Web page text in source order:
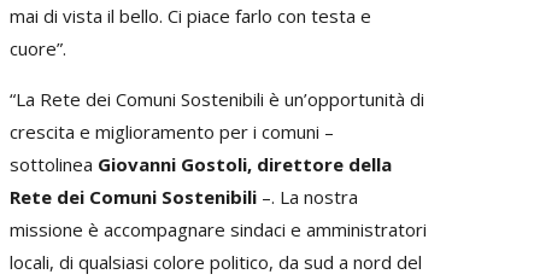
mai di vista il bello. Ci piace farlo con testa e
cuore”.
“La Rete dei Comuni Sostenibili è un’opportunità di
crescita e miglioramento per i comuni –
sottolinea Giovanni Gostoli, direttore della
Rete dei Comuni Sostenibili –. La nostra
missione è accompagnare sindaci e amministratori
locali, di qualsiasi colore politico, da sud a nord del